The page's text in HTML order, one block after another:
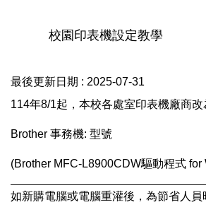
校園印表機設定教學
最後更新日期 : 2025-07-31
114年8/1起，本校各處室印表機廠商改
Brother 事務機: 型號
(Brother MFC-L8900CDW驅動程式 for
如新購電腦或電腦重灌後，為節省人